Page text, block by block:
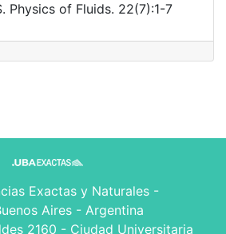
Physics of Fluids. 22(7):1-7
Exactas y Naturales -
Aires - Argentina
2160 - Ciudad Universitaria